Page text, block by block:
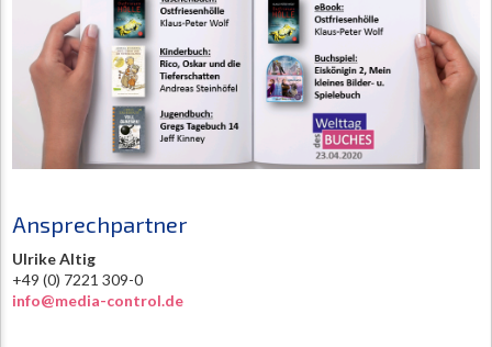
Ansprechpartner
Ulrike Altig
+49 (0) 7221 309-0
info@media-control.de